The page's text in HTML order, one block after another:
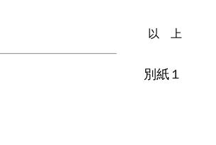
以 上
別紙１